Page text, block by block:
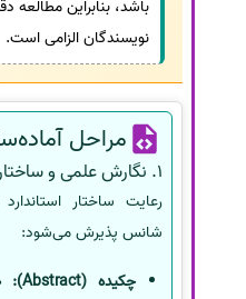
باشد، بنابراین مطالعه
نویسندگان الزامی است.
مراحل
1. نگارش علمی و ساختار استاندارد مقاله
شانس پذیرش می‌شود:
چکیده (Abstract):